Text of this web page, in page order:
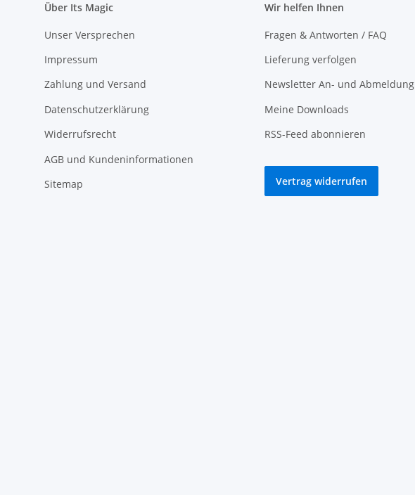
Über Its Magic
Unser Versprechen
Impressum
Zahlung und Versand
Datenschutzerklärung
Widerrufsrecht
AGB und Kundeninformationen
Sitemap
Wir helfen Ihnen
Fragen & Antworten / FAQ
Lieferung verfolgen
Newsletter An- und Abmeldung
Meine Downloads
RSS-Feed abonnieren
Vertrag widerrufen